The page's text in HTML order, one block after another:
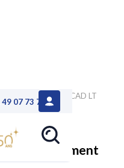
07 73 73
Formation AutoCAD LT